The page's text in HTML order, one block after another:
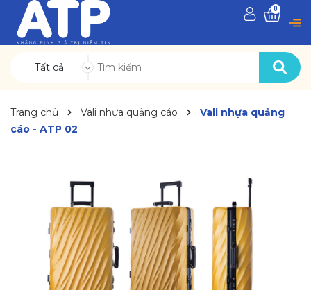
Tất cả
0
Trang chủ Vali nhựa quảng cáo
Vali nhựa quảng
cáo - ATP 02